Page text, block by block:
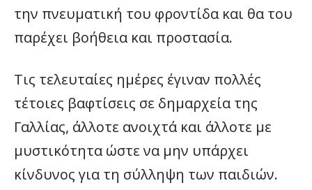
την πνευματική του φροντίδα και θα του
παρέχει βοήθεια και προστασία.
Τις τελευταίες ημέρες έγιναν πολλές
τέτοιες βαφτίσεις σε δημαρχεία της
Γαλλίας, άλλοτε ανοιχτά και άλλοτε με
μυστικότητα ώστε να μην υπάρχει
κίνδυνος για τη σύλληψη των παιδιών.